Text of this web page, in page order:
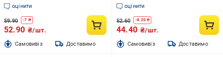
оцінити
59.90 -7 ₴
52.90 ₴/шт.
Cамовивіз Доставимо
дюшесу 1 л (4820137800542)
оцінити
52.60 -8.20₴
44.40 ₴/шт.
Cамовивіз Доставимо